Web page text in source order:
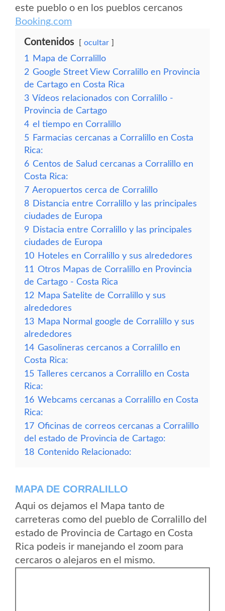
este pueblo o en los pueblos cercanos
Booking.com
Contenidos ocultar
1
Mapa de Corralillo
2 Google Street View Corralillo en Provincia
de Cartago en Costa Rica
3 Vídeos relacionados con Corralillo -
Provincia de Cartago
4 el tiempo en Corralillo
5 Farmacias cercanas a Corralillo en Costa
Rica:
6 Centos de Salud cercanas a Corralillo en
Costa Rica:
7 Aeropuertos cerca de Corralillo
8 Distancia entre Corralillo y las principales
ciudades de Europa
9 Distacia entre Corralillo y las principales
ciudades de Europa
10 Hoteles en Corralillo y sus alrededores
11 Otros Mapas de Corralillo en Provincia
de Cartago - Costa Rica
12 Mapa Satelite de Corralillo y sus
alrededores
13 Mapa Normal google de Corralillo y sus
alrededores
14 Gasolineras cercanos a Corralillo en
Costa Rica:
15 Talleres cercanos a Corralillo en Costa
Rica:
16 Webcams cercanas a Corralillo en Costa
Rica:
17 Oficinas de correos cercanas a Corralillo
del estado de Provincia de Cartago:
18 Contenido Relacionado:
MAPA DE CORRALILLO
Aqui os dejamos el Mapa tanto de
carreteras como del pueblo de Corralillo del
estado de Provincia de Cartago en Costa
Rica podeis ir manejando el zoom para
cercaros o alejaros en el mismo.